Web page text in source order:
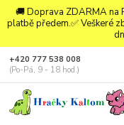
🚚 Doprava ZDARMA na
platbě předem.✅ Veškeré
+420 777 538 008
(Po-Pá, 9 - 18 hod.)